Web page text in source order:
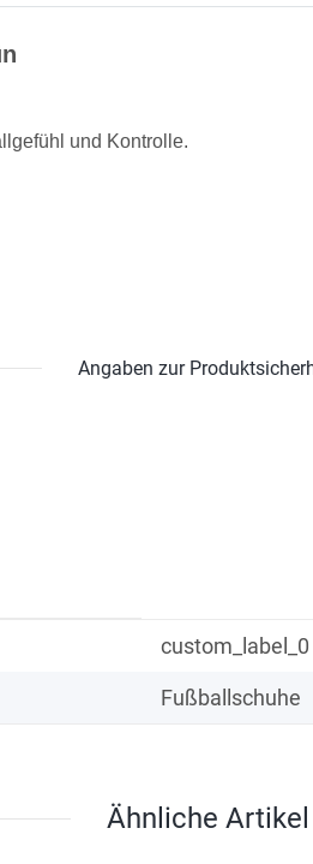
und Kontrolle.
Angaben zur
custom_label_0
Fußballschuhe
Ähnliche Artikel